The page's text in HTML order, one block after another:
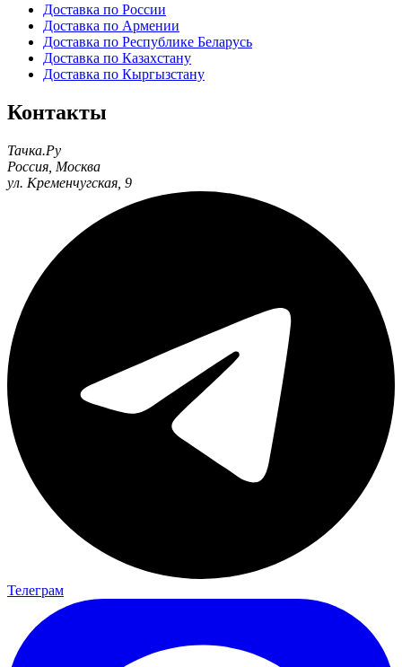
Доставка по России
Доставка по Армении
Доставка по Республике Беларусь
Доставка по Казахстану
Доставка по Кыргызстану
Контакты
Тачка.Ру
Россия Москва
ул. Кременчугская, 9
Телеграм